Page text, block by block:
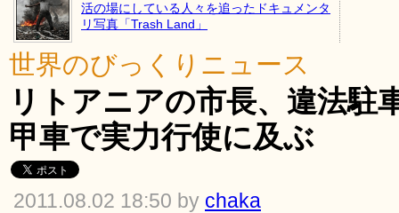
活の場にしている人々を追ったドキュメンタ
リ写真「Trash Land」
世界のびっくりニュース
リトアニアの市長、違法駐
甲車で実力行使に及ぶ
2011.08.02 18:50 by chaka